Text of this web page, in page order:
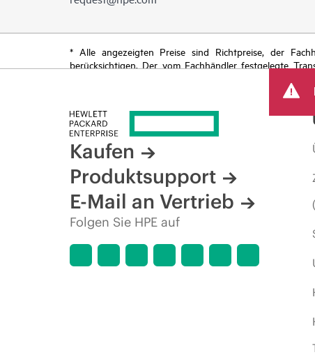
* Alle angezeigten Preise sind Richtpreise, der
berücksichtigen. Der vom Fachhändler festgelegte
von Produkten, eingeschränkter Produktverfügbarkeit,
Kaufen
Produktsupport
E-Mail an Vertrieb
Folgen Sie HPE auf